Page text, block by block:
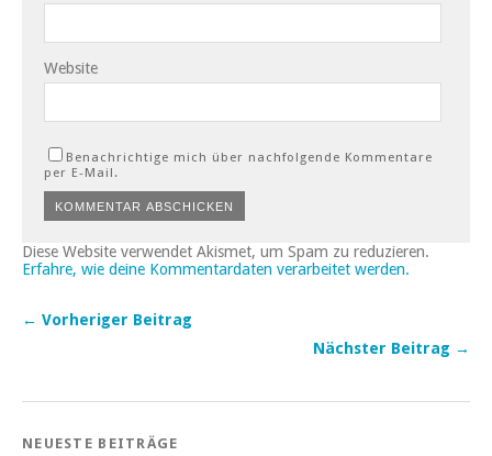
Website
Benachrichtige mich über nachfolgende Kommentare
per E-Mail.
Diese Website verwendet Akismet, um Spam zu reduzieren.
Erfahre, wie deine Kommentardaten verarbeitet werden.
← Vorheriger Beitrag
Nächster Beitrag →
NEUESTE BEITRÄGE